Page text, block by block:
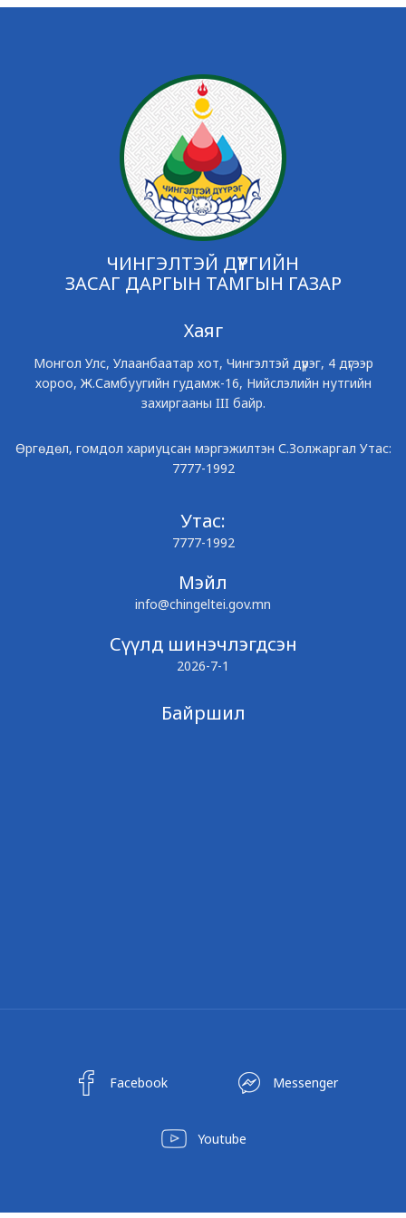
ЧИНГЭЛТЭЙ ДҮҮРГИЙН
ЗАСАГ ДАРГЫН ТАМГЫН ГАЗАР
Хаяг
Монгол Улс, Улаанбаатар хот, Чингэлтэй дүүрэг, 4 дүгээр
хороо, Ж.Самбуугийн гудамж-16, Нийслэлийн нутгийн
захиргааны III байр.
Өргөдөл, гомдол хариуцсан мэргэжилтэн С.Золжаргал Утас:
7777-1992
Утас:
7777-1992
Мэйл
info@chingeltei.gov.mn
Сүүлд шинэчлэгдсэн
2026-7-1
Байршил
Facebook Messenger
Youtube